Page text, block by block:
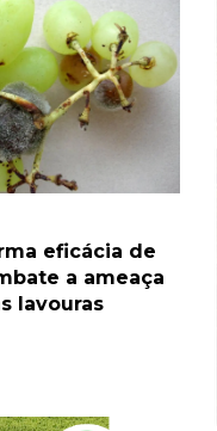
eficácia de
a ameaça
lavouras